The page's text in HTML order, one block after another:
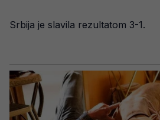
Srbija je slavila rezultatom 3-1.